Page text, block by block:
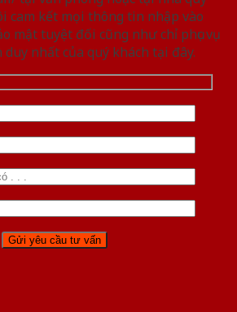
cam kết mọi thông tin nhập vào
mật tuyệt đối cũng như chỉ phục vụ
duy nhất của quý khách tại đây.